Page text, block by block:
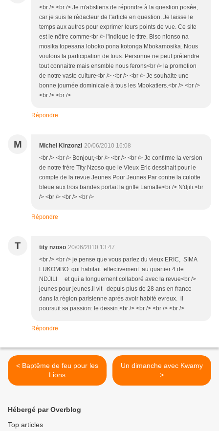
<br /> <br /> Je m'abstiens de répondre à la question posée,
car je suis le rédacteur de l'article en question. Je laisse le
temps aux autres pour exprimer leurs points de vue. Ce site
est le nôtre comme<br /> l'indique le titre. Biso nionso na
mosika topesana loboko pona kotonga Mbokamosika. Nous
voulons la participation de tous. Personne ne peut prétendre
tout connaitre mais ensmble nous ferons<br /> la promotion
de notre vaste culture<br /> <br /> <br /> Je souhaite une
bonne journée dominicale à tous les Mbokatiers.<br /> <br />
<br /> <br />
Répondre
M Michel Kinzonzi 20/06/2010 16:08
<br /> <br /> Bonjour,<br /> <br /> <br /> Je confirme la version
de notre frère Tity Nzoso que le Vieux Eric dessinait pour le
compte de la revue Jeunes Pour Jeunes.Par contre la culotte
bleue aux trois bandes portait la griffe Lamatte<br /> N'djili.<br
/> <br /> <br /> <br />
Répondre
T tity nzoso 20/06/2010 13:47
<br /> <br /> je pense que vous parlez du vieux ERIC, SIMA
LUKOMBO qui habitait effectivement au quartier 4 de
NDJILI et qui a longuement collaboré avec la revue<br />
jeunes pour jeunes.il vit depuis plus de 28 ans en france
dans la région parisienne aprés avoir habité evreux. il
poursuit sa passion: le dessin.<br /> <br /> <br /> <br />
Répondre
< Baptême de feu pour les
Lions
Un dimanche avec Kwamy
>
Hébergé par Overblog
Top articles